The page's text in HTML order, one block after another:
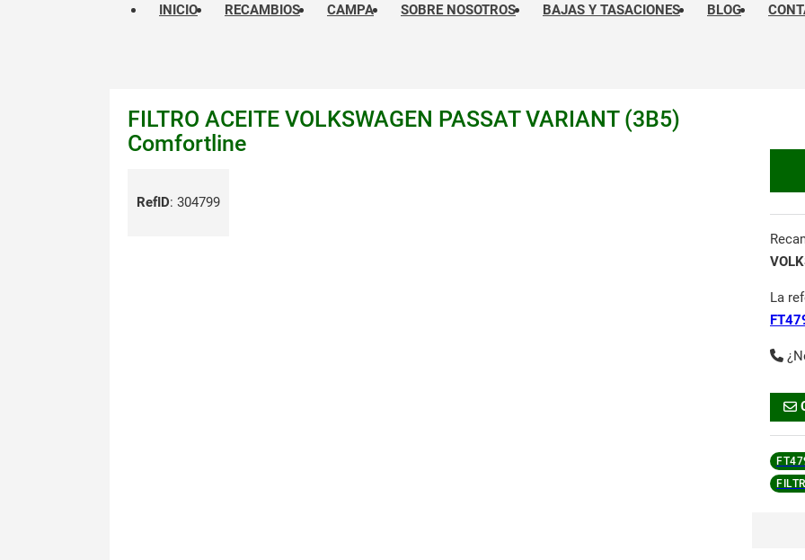
INICIO RECAMBIOS CAMPA SOBRE NOSOTROS BAJAS Y TASACIONES BLOG
FILTRO ACEITE VOLKSWAGEN PASSAT VARIANT (3B5)
Comfortline
RefID: 304799
La